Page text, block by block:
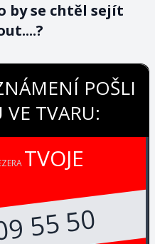
by se chtěl sejít
POŠLI
VE TVARU:
TVOJE
55 50